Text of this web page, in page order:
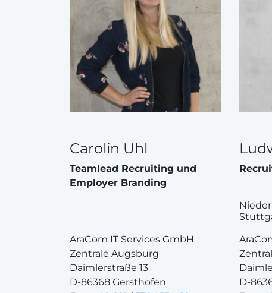
Carolin Uhl
Teamlead Recruiting und
Employer Branding
AraCom IT Services GmbH
Zentrale Augsburg
Daimlerstraße 13
D-86368 Gersthofen
D-